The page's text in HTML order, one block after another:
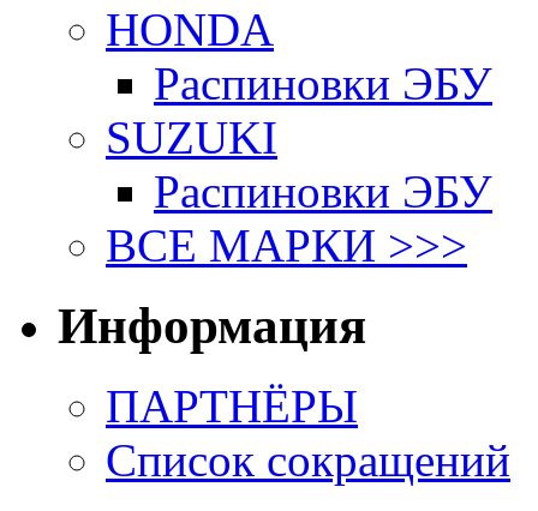
HONDA
Распиновки ЭБУ
SUZUKI
Распиновки ЭБУ
ВСЕ МАРКИ >>>
Информация
ПАРТНЁРЫ
Список сокращений